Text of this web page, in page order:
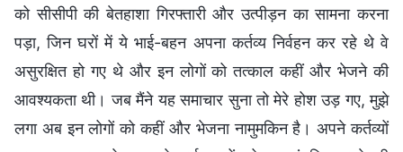
को सीसीपी की बेतहाशा गिरफ्तारी और उत्पीड़न का सामना करना
पड़ा, जिन घरों में ये भाई-बहन अपना कर्तव्य निर्वहन कर रहे थे वे
असुरक्षित हो गए थे और इन लोगों को तत्काल कहीं और भेजने की
आवश्यकता थी। जब मैंने यह समाचार सुना तो मेरे होश उड़ गए, मुझे
लगा अब इन लोगों को कहीं और भेजना नामुमकिन है। अपने कर्तव्यों